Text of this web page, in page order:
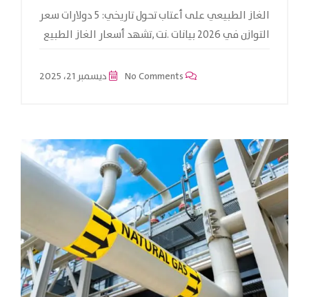
الغاز الطبيعي على أعتاب تحول تاريخي: 5 دولارات سعر
التوازن في 2026 بيانات .نت ,تشهد أسعار الغاز الطبيع
ديسمبر 21، 2025